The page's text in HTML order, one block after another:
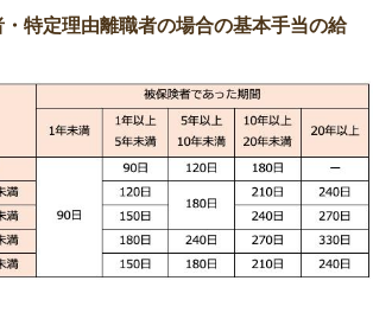
・特定理由離職者の場合の基本手当の給